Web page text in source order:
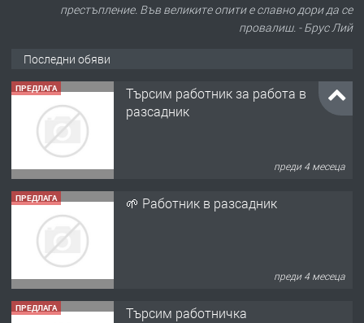
престъпление. Във великите опити е славно дори да се
провалиш. - Брус Лий
Последни обяви
ПРЕДЛАГА
Търсим работник за работа в
разсадник
преди 4 месеца
ПРЕДЛАГА 🌱 Работник в разсадник
преди 4 месеца
ПРЕДЛАГА Търсим работничка